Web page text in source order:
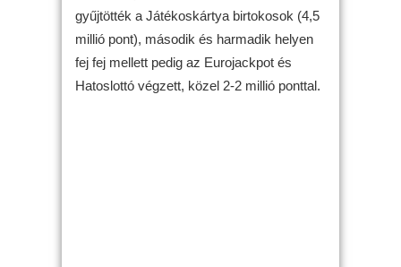
gyűjtötték a Játékoskártya birtokosok (4,5
millió pont), második és harmadik helyen
fej fej mellett pedig az Eurojackpot és
Hatoslottó végzett, közel 2-2 millió ponttal.